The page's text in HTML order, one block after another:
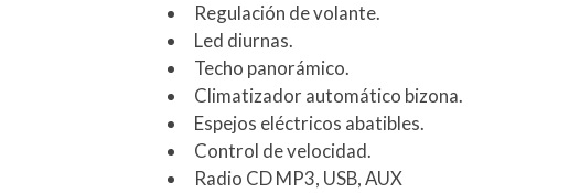
Regulación de volante.
Led diurnas.
Techo panorámico.
Climatizador automático bizona.
Espejos eléctricos abatibles.
Control de velocidad.
Radio CD MP3, USB, AUX